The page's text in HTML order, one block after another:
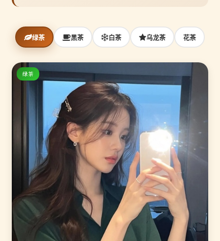
绿茶 黑茶 白茶 乌龙茶 花茶
绿茶